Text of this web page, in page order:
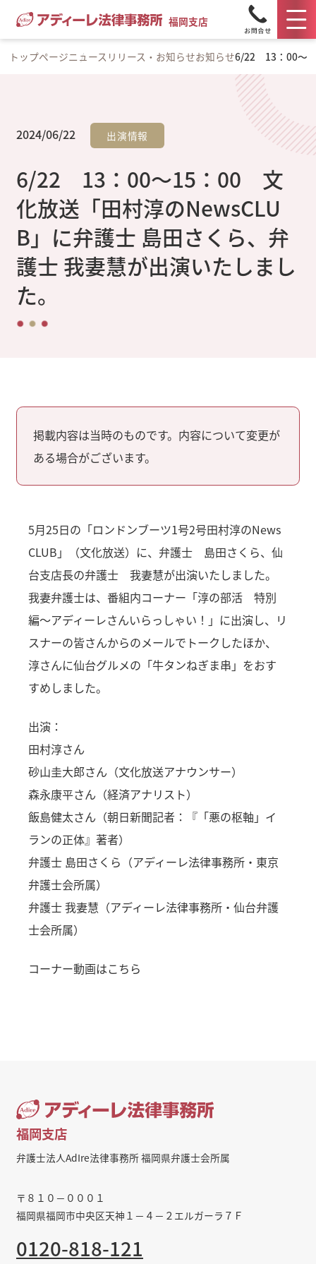
福岡支店
トップページニュースリリース・お知らせお知らせ6/22 13：00～15
2024/06/22 出演情報
6/22 13：00～15：00 文
化放送「田村淳のNewsCLU
B」に弁護士 島田さくら、弁
護士 我妻慧が出演いたしまし
た。
掲載内容は当時のものです。内容について変更が
ある場合がございます。
5月25日の「ロンドンブーツ1号2号田村淳のNews
CLUB」（文化放送）に、弁護士 島田さくら、仙
台支店長の弁護士 我妻慧が出演いたしました。
我妻弁護士は、番組内コーナー「淳の部活 特別
編～アディーレさんいらっしゃい！」に出演し、リ
スナーの皆さんからのメールでトークしたほか、
淳さんに仙台グルメの「牛タンねぎま串」をおす
すめしました。
出演：
田村淳さん
砂山圭大郎さん（文化放送アナウンサー）
森永康平さん（経済アナリスト）
飯島健太さん（朝日新聞記者：『「悪の枢軸」イ
ランの正体』著者）
弁護士 島田さくら（アディーレ法律事務所・東京
弁護士会所属）
弁護士 我妻慧（アディーレ法律事務所・仙台弁護
士会所属）
コーナー動画はこちら
福岡支店
弁護士法人AdIre法律事務所 福岡県弁護士会所属
〒８１０－０００１
福岡県福岡市中央区天神１－４－２エルガーラ７Ｆ
0120-818-121